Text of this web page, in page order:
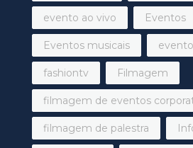
evento ao vivo Eventos
Eventos musicais
fashiontv Filmagem
filmagem de eventos
filmagem de palestra